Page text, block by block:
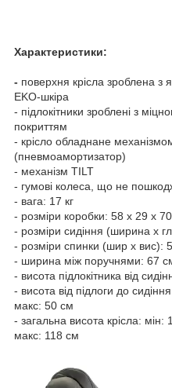
Характеристики:
- поверхня крісла зроблена з
EKO-шкіра
- підлокітники зроблені з
покриттям
- крісло обладнане
(пневмоамортизатор)
- механізм TILT
- гумові колеса, що не
- вага: 17 кг
- розміри коробки: 58 x 29 x
- розміри сидіння (ширина x
- розміри спинки (шир x вис):
- ширина між поручнями: 67
- висота підлокітника від
- висота від підлоги до
макс: 50 см
- загальна висота крісла: мін:
макс: 118 см